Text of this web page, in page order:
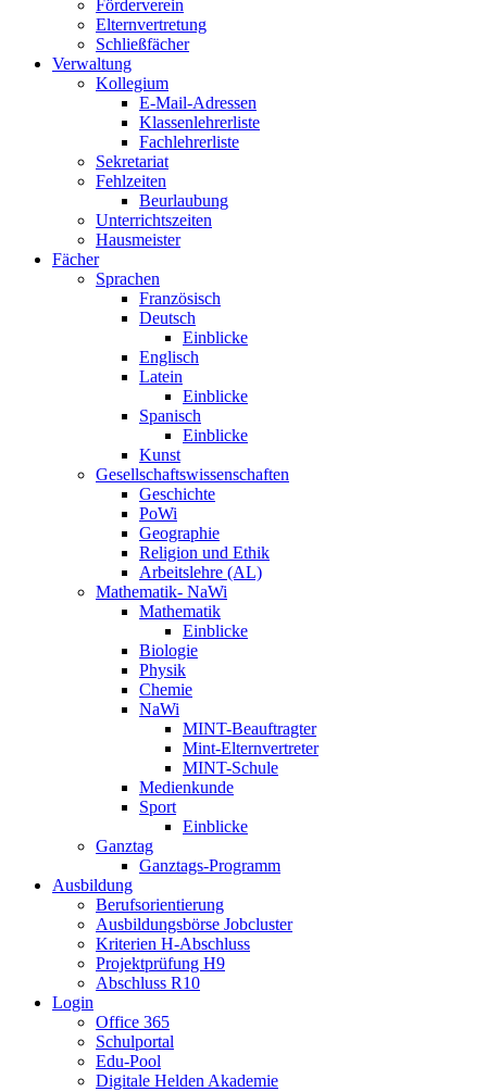
Förderverein
Elternvertretung
Schließfächer
Verwaltung
Kollegium
E-Mail-Adressen
Klassenlehrerliste
Fachlehrerliste
Sekretariat
Fehlzeiten
Beurlaubung
Unterrichtszeiten
Hausmeister
Fächer
Sprachen
Französisch
Deutsch
Einblicke
Englisch
Latein
Einblicke
Spanisch
Einblicke
Kunst
Gesellschaftswissenschaften
Geschichte
PoWi
Geographie
Religion und Ethik
Arbeitslehre (AL)
Mathematik- NaWi
Mathematik
Einblicke
Biologie
Physik
Chemie
NaWi
MINT-Beauftragter
Mint-Elternvertreter
MINT-Schule
Medienkunde
Sport
Einblicke
Ganztag
Ganztags-Programm
Ausbildung
Berufsorientierung
Ausbildungsbörse Jobcluster
Kriterien H-Abschluss
Projektprüfung H9
Abschluss R10
Login
Office 365
Schulportal
Edu-Pool
Digitale Helden Akademie